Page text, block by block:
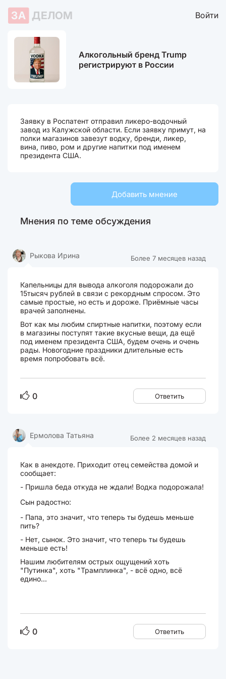
ЗА ДЕЛОМ Войти
Алкогольный бренд Trump
регистрируют в России
Заявку в Роспатент отправил ликеро-водочный
завод из Калужской области. Если заявку примут, на
полки магазинов завезут водку, бренди, ликер,
вина, пиво, ром и другие напитки под именем
президента США.
Добавить мнение
Мнения по теме обсуждения
Более 7 месяцев назад
Рыкова Ирина
Капельницы для вывода алкоголя подорожали до
15тысяч рублей в связи с рекордным спросом. Это
самые простые, но есть и дороже. Приёмные часы
врачей заполнены.
Вот как мы любим спиртные напитки, поэтому если
в магазины поступят такие вкусные вещи, да ещё
под именем президента США, будем очень и очень
рады. Новогодние праздники длительные есть
время попробовать всё.
0 Ответить
Более 2 месяцев назад
Ермолова Татьяна
Как в анекдоте. Приходит отец семейства домой и
сообщает:
- Пришла беда откуда не ждали! Водка подорожала!
Сын радостно:
- Папа, это значит, что теперь ты будешь меньше
пить?
- Нет, сынок. Это значит, что теперь ты будешь
меньше есть!
Нашим любителям острых ощущений хоть
"Путинка", хоть "Трамплинка", - всё одно, всё
едино...
0 Ответить